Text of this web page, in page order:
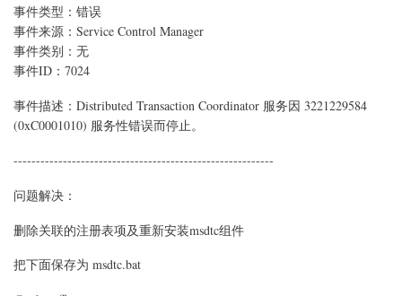
事件类型：错误
事件来源：Service Control Manager
事件类别：无
事件ID：7024
事件描述：Distributed Transaction Coordinator 服务因 3221229584
(0xC0001010) 服务性错误而停止。
----------------------------------------------------------
问题解决：
删除关联的注册表项及重新安装msdtc组件
把下面保存为 msdtc.bat